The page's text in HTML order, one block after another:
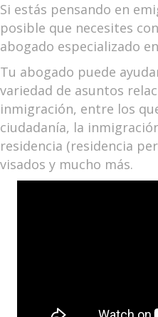
Si estás pensando en
posible que necesites
abogado especializado
Tu abogado puede
variedad de asuntos
inmigración, entre los
ciudadanía, la
residencia (residencia
visados y mucho más.